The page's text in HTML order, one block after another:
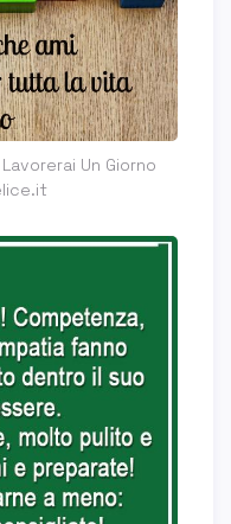
Un Giorno